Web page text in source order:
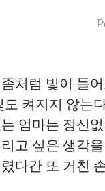
처럼 빛이 들
도 켜지지 않는
엄마는 정신
고 싶은 생각
다간 또 거친